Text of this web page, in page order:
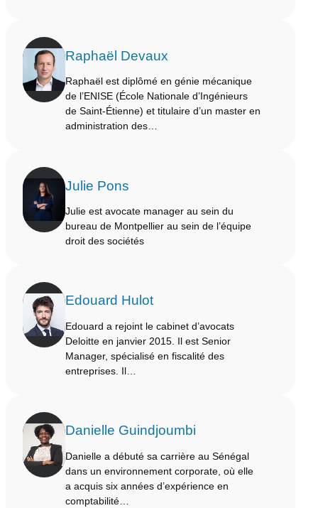
Raphaël Devaux
Raphaël est diplômé en génie mécanique
de l’ENISE (École Nationale d’Ingénieurs
de Saint‑Étienne) et titulaire d’un master en
administration des…
Julie Pons
Julie est avocate manager au sein du
bureau de Montpellier au sein de l’équipe
droit des sociétés
Edouard Hulot
Edouard a rejoint le cabinet d’avocats
Deloitte en janvier 2015. Il est Senior
Manager, spécialisé en fiscalité des
entreprises. Il…
Danielle Guindjoumbi
Danielle a débuté sa carrière au Sénégal
dans un environnement corporate, où elle
a acquis six années d’expérience en
comptabilité…